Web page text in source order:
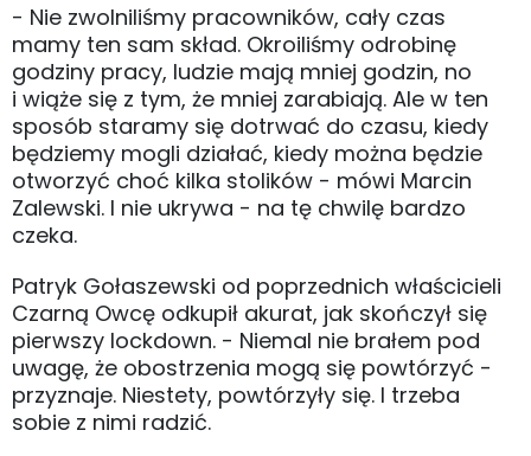
- Nie zwolniliśmy pracowników, cały czas
mamy ten sam skład. Okroiliśmy odrobinę
godziny pracy, ludzie mają mniej godzin, no
i wiąże się z tym, że mniej zarabiają. Ale w ten
sposób staramy się dotrwać do czasu, kiedy
będziemy mogli działać, kiedy można będzie
otworzyć choć kilka stolików - mówi Marcin
Zalewski. I nie ukrywa - na tę chwilę bardzo
czeka.
Patryk Gołaszewski od poprzednich właścicieli
Czarną Owcę odkupił akurat, jak skończył się
pierwszy lockdown. - Niemal nie brałem pod
uwagę, że obostrzenia mogą się powtórzyć -
przyznaje. Niestety, powtórzyły się. I trzeba
sobie z nimi radzić.